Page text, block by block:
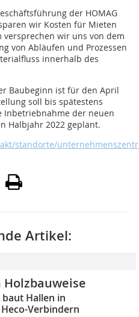
der HOMAG
wir Kosten für Mieten
versprechen wir uns von dem
von Abläufen und Prozessen
innerhalb des
Baubeginn ist für den April
soll bis spätestens
Inbetriebnahme der neuen
Halbjahr 2022 geplant.
standorte/
Artikel:
Hallen in
Verbindern